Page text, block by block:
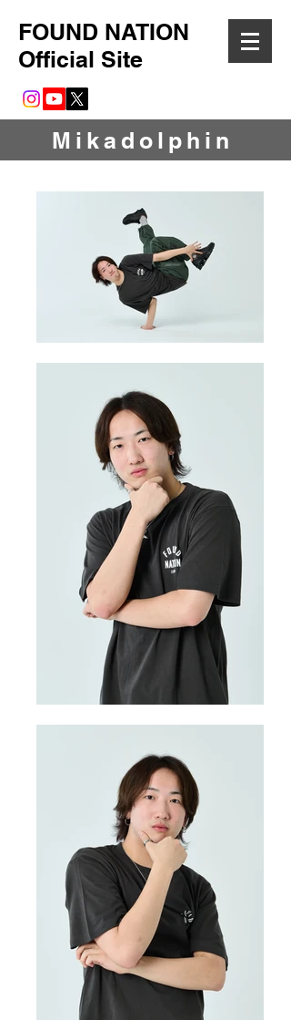
FOUND NATION
Official Site
​Mikadolphin